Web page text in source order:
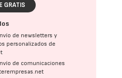
GRATIS
de newsletters y
personalizados de
de comunicaciones